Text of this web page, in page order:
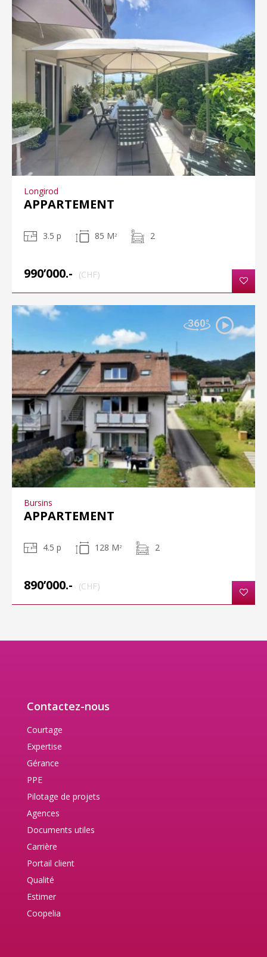
Longirod
APPARTEMENT
3.5 p 85 M2 2
990’000.- (CHF)
Bursins
APPARTEMENT
4.5 p 128 M2 2
890’000.- (CHF)
Contactez-nous
Courtage
Expertise
Gérance
PPE
Pilotage de projets
Agences
Documents utiles
Carrière
Portail client
Qualité
Estimer
Coopelia